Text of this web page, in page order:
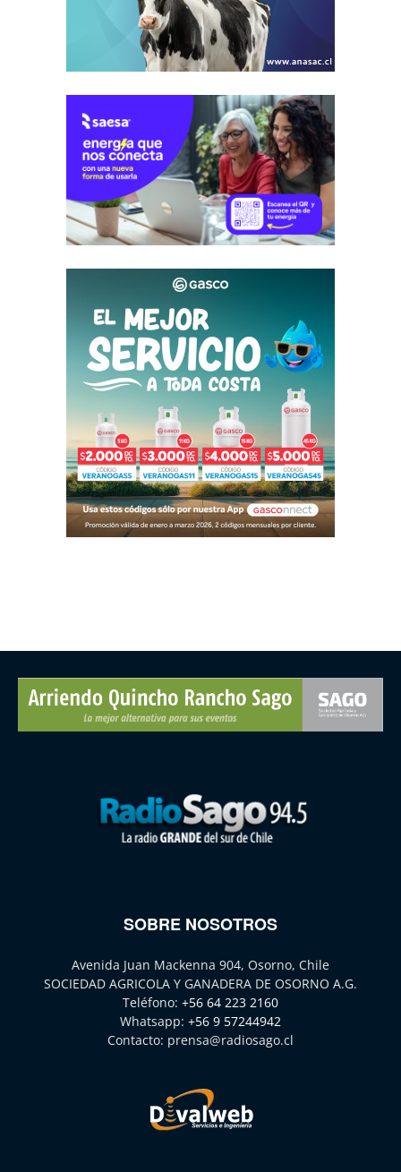
SOBRE NOSOTROS
Avenida Juan Mackenna 904, Osorno, Chile
SOCIEDAD AGRICOLA Y GANADERA DE OSORNO A.G.
Teléfono: +56 64 223 2160
Whatsapp: +56 9 57244942
Contacto: prensa@radiosago.cl